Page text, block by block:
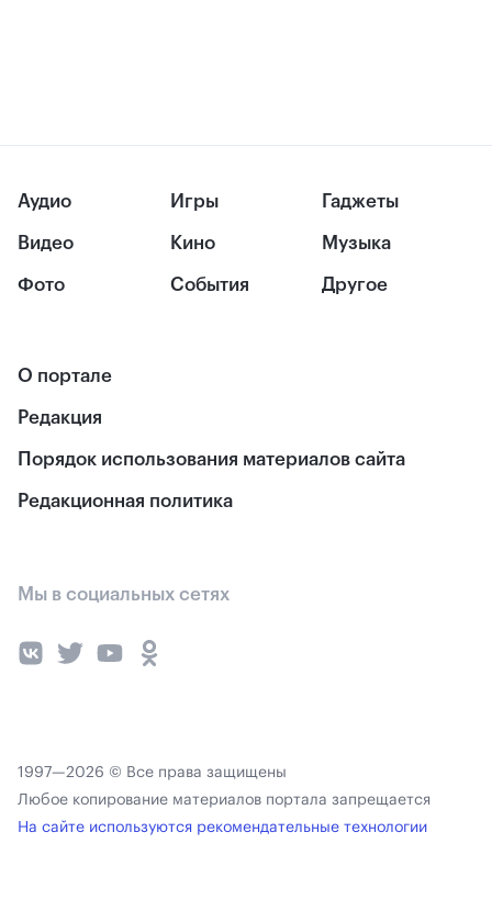
Аудио
Видео
Фото
Игры
Кино
События
Гаджеты
Музыка
Другое
О портале
Редакция
Порядок использования материалов сайта
Редакционная политика
Мы в социальных сетях
1997—2026 © Все права защищены
Любое копирование материалов портала запрещается
На сайте используются рекомендательные технологии